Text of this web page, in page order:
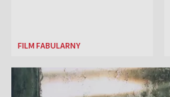
FILM FABULARNY